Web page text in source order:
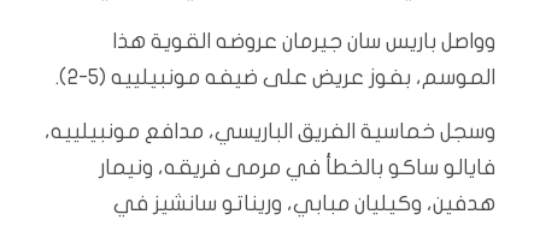
وواصل باريس سان جيرمان عروضه القوية هذا
الموسم، بفوز عريض على ضيفه مونبيلييه (5-2).
وسجل خماسية الفريق الباريسي، مدافع مونبيلييه،
فايالو ساكو بالخطأ في مرمى فريقه، ونيمار
هدفين، وكيليان مبابي، وريناتو سانشيز في